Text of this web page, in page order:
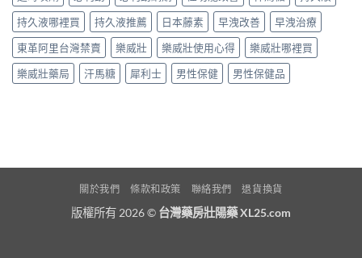
持久液哪裡買
持久液推薦 日本藤素 早洩改善
早洩治療
東革阿里台灣禁賣
樂威壯 樂威壯使用心得
樂威壯哪裡買
樂威壯藥局
汗馬糖 犀利士 男性保健 男性保健品
關於我們 條款和政策 聯絡我們 退貨換貨
版權所有 2026 © 台灣藥房壯陽藥 XL25.com